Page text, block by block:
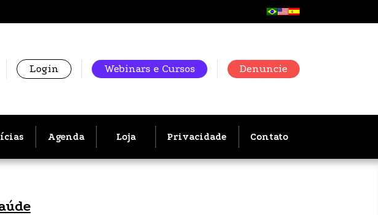
Login Webinars e Cursos Denuncie
Agenda Loja Privacidade Contato